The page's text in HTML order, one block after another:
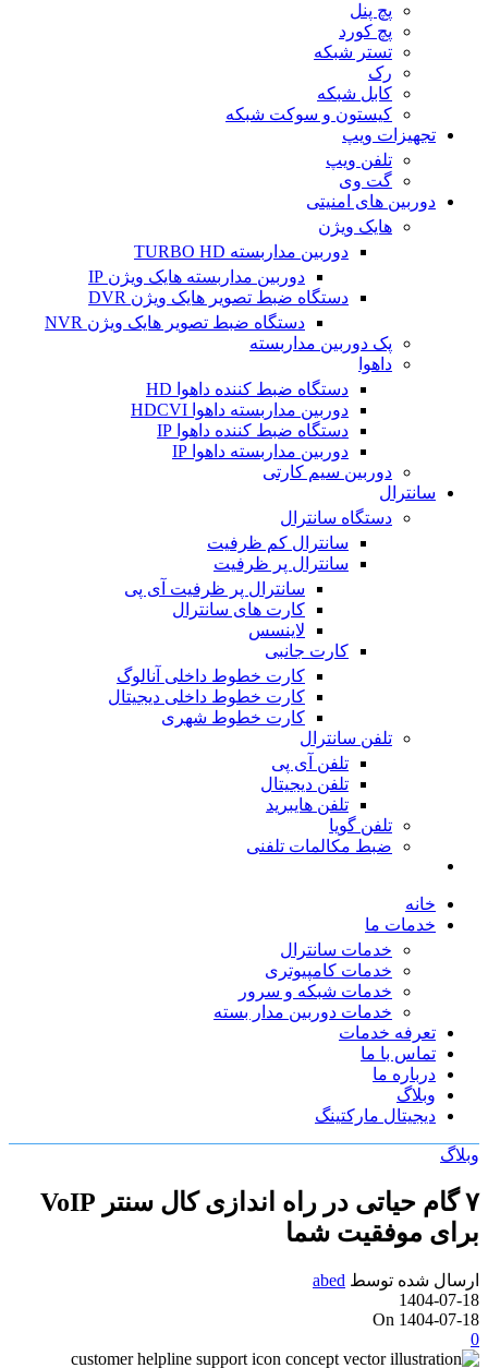
پچ پنل
پچ کورد
تستر شبکه
رک
کابل شبکه
کیستون و سوکت شبکه
تجهیزات ویپ
تلفن ویپ
گت وی
دوربین های امنیتی
هایک ویژن
دوربین مداربسته TURBO HD
دوربین مداربسته هایک ویژن IP
دستگاه ضبط تصویر هایک ویژن DVR
دستگاه ضبط تصویر هایک ویژن NVR
پک دوربین مداربسته
داهوا
دستگاه ضبط کننده داهوا HD
دوربین مداربسته داهوا HDCVI
دستگاه ضبط کننده داهوا IP
دوربین مداربسته داهوا IP
دوربین سیم کارتی
سانترال
دستگاه سانترال
سانترال کم ظرفیت
سانترال پر ظرفیت
سانترال پر ظرفیت آی پی
کارت های سانترال
لاینسس
کارت جانبی
کارت خطوط داخلی آنالوگ
کارت خطوط داخلی دیجیتال
کارت خطوط شهری
تلفن سانترال
تلفن آی پی
تلفن دیجیتال
تلفن هایبرید
تلفن گویا
ضبط مکالمات تلفنی
خانه
خدمات ما
خدمات سانترال
خدمات کامپیوتری
خدمات شبکه و سرور
خدمات دوربین مدار بسته
تعرفه خدمات
تماس با ما
درباره ما
وبلاگ
دیجیتال مارکتینگ
وبلاگ
۷ گام حیاتی در راه اندازی کال سنتر VoIP
برای موفقیت شما
ارسال شده توسط abed
1404-07-18
On 1404-07-18
0